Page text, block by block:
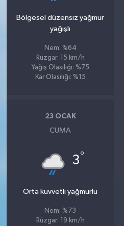
Bölgesel düzensiz yağmur
yağışlı
Nem: %64
Rüzgar: 15 km/h
Yağış Olasılığı: %75
Kar Olasılığı: %15
23 OCAK
CUMA
3°
Orta kuvvetli yağmurlu
Nem: %73
Rüzgar: 19 km/h